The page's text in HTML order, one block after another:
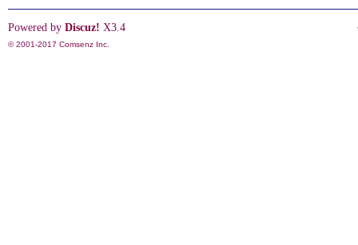
Powered by Discuz! X3.4
© 2001-2017 Comsenz Inc.